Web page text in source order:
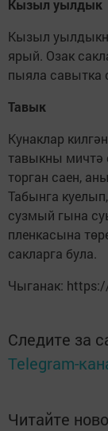
Кызыл уылдык
Кызыл
ярый. Озак
пыяла савытка
Тавык
Кунаклар
тавыкны мичтә
торган саен,
Табынга
сузмый гына
пленкасына
сакларга була.
Чыганак:
Следите за
Telegram-
Читайте